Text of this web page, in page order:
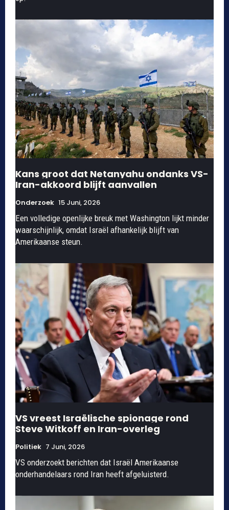
Kans groot dat Netanyahu ondanks VS-
Iran-akkoord blijft aanvallen
Onderzoek 15 Juni, 2026
Een volledige openlijke breuk met Washington lijkt minder
waarschijnlijk, omdat Israël afhankelijk blijft van
Amerikaanse steun.
VS vreest Israëlische spionage rond
Steve Witkoff en Iran-overleg
Politiek 7 Juni, 2026
VS onderzoekt berichten dat Israël Amerikaanse
onderhandelaars rond Iran heeft afgeluisterd.